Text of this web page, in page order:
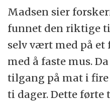
Madsen sier
funnet den riktige
selv vært med på
med å faste mus.
tilgang på mat i
ti dager. Dette